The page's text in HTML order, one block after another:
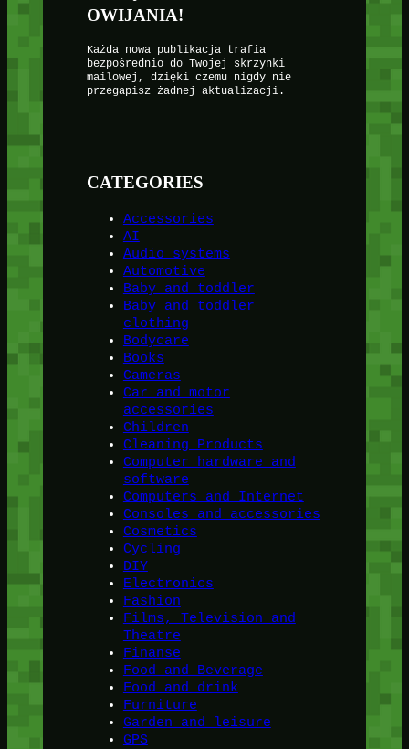
OWIJANIA!
Każda nowa publikacja trafia
bezpośrednio do Twojej skrzynki
mailowej, dzięki czemu nigdy nie
przegapisz żadnej aktualizacji.
CATEGORIES
Accessories
AI
Audio systems
Automotive
Baby and toddler
Baby and toddler
clothing
Bodycare
Books
Cameras
Car and motor
accessories
Children
Cleaning Products
Computer hardware and
software
Computers and Internet
Consoles and accessories
Cosmetics
Cycling
DIY
Electronics
Fashion
Films, Television and
Theatre
Finanse
Food and Beverage
Food and drink
Furniture
Garden and leisure
GPS